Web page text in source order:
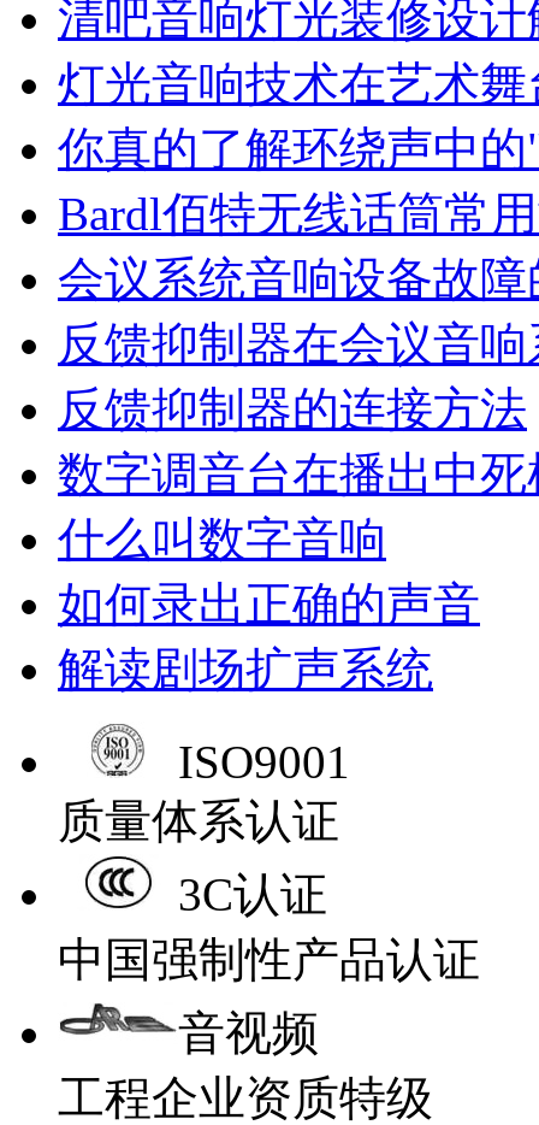
清吧音响灯光装修设
灯光音响技术在艺术
你真的了解环绕声中
Bardl佰特无线话筒常
会议系统音响设备故
反馈抑制器在会议音
反馈抑制器的连接方法
数字调音台在播出中
什么叫数字音响
如何录出正确的声音
解读剧场扩声系统
ISO9001
质量体系认证
3C认证
中国强制性产品认证
音视频
工程企业资质特级